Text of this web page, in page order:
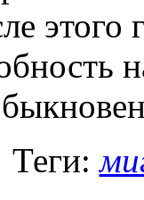
этого
Теги: